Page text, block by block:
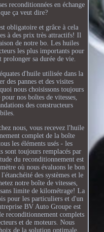
reconditionnées en échange
ça veut dire?
obligatoire et grâce à cela
à des prix très attractifs! Il
de notre bo. Les huiles
les plus importants pour
prolonger sa durée de vie.
d'huile utilisée dans la
des pannes et des visites
nous choisissons toujours
nos boîtes de vitesses,
des constructeurs
nous, vous recevez l'huile
complet de la boîte
les éléments usés - les
sont toujours remplacés par
du reconditionnement est
où nous évaluons le bon
des systèmes et le
notre boîte de vitesses,
limite de kilométrage! La
pour les particuliers et d'un
BV Auto Groupe est
reconditionnement complets
et de moteurs. Nous
de la solution optimale,